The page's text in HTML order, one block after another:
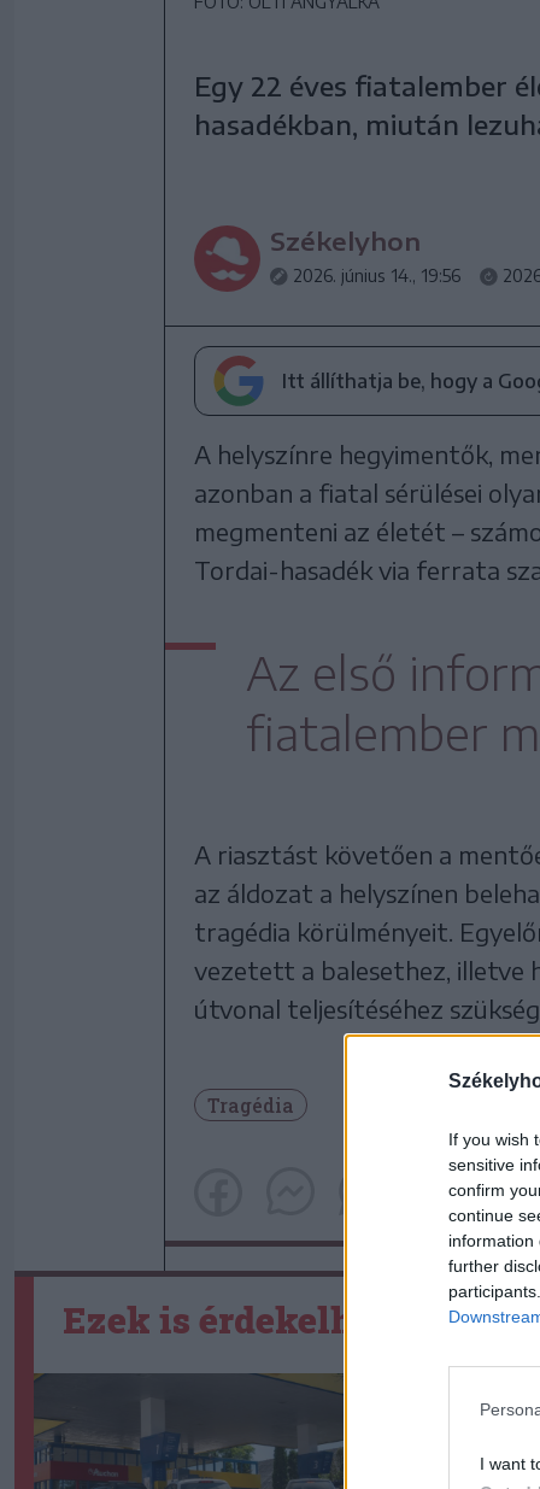
If you wish
sensitive
confirm
continue
information
further
I want
Egy 22 éves fiatalember
hasadékban, miután
Székelyhon
2026. június 14., 19:56
Itt állíthatja be, hogy a
A helyszínre hegyimentők,
azonban a fiatal sérülései
megmenteni az életét –
Tordai-hasadék via ferrata
Az első
fiatalember
A riasztást követően a
az áldozat a helyszínen
tragédia körülményeit.
vezetett a balesethez, illetve
útvonal teljesítéséhez
Tragédia
Ezek is érdekelhetik